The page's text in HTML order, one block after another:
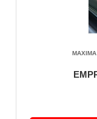
Servicos em
CR,